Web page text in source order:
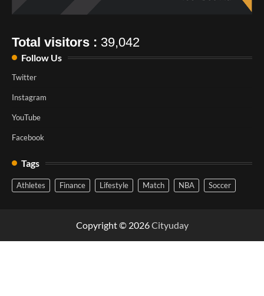
Total visitors : 39,042
Follow Us
Twitter
Instagram
YouTube
Facebook
Tags
Athletes Finance Lifestyle Match NBA Soccer
Copyright © 2026Cityuday